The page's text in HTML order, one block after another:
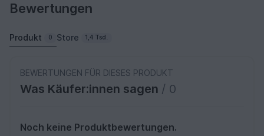
Bewertungen
Produkt 0 Store 1,4 Tsd.
BEWERTUNGEN FÜR DIESES PRODUKT
Was Käufer:innen sagen / 0
Noch keine Produktbewertungen.